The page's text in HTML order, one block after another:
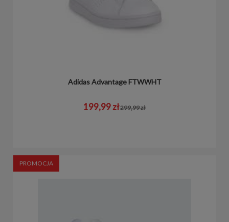
Adidas Advantage FTWWHT
199,99 zł299,99 zł
PROMOCJA